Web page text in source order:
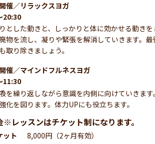
催／リラックスヨガ
20:30
とした動きと、しっかりと体に効かせる動きを
物を流し、凝りや緊張を解消していきます。
取り除きましょう。
催／マインドフルネスヨガ
11:30
を繰り返しながら意識を内側に向けていきま
化を図ります。体力UPにも役立ちます。
※レッスンはチケット制になります。
ット
8,000円（2ヶ月有効）